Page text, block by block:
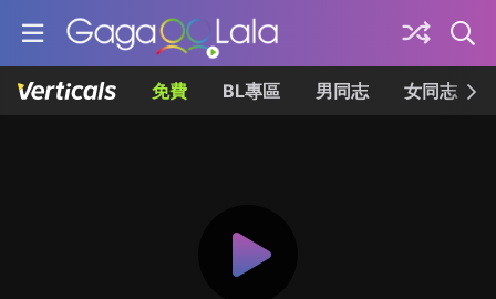
免費 BL專區 男同志 女同志